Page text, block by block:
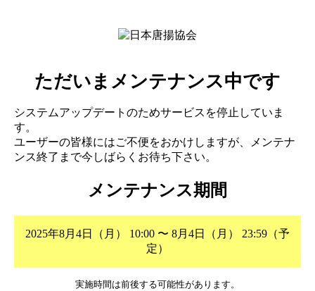
ただいまメンテナンス中です
システムアップデートのためサービスを停止していま
す。
ユーザーの皆様にはご不便をおかけしますが、メンテナ
ンス終了まで今しばらくお待ち下さい。
メンテナンス期間
2025年8月4日（月） 10:00 〜 8月4日（月） 23:59（予
定）
実施時間は前後する可能性があります。